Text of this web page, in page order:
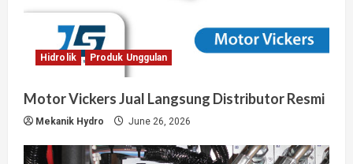
Hidrolik Produk Unggulan
Motor Vickers Jual Langsung Distributor Resmi
Mekanik Hydro June 26, 2026